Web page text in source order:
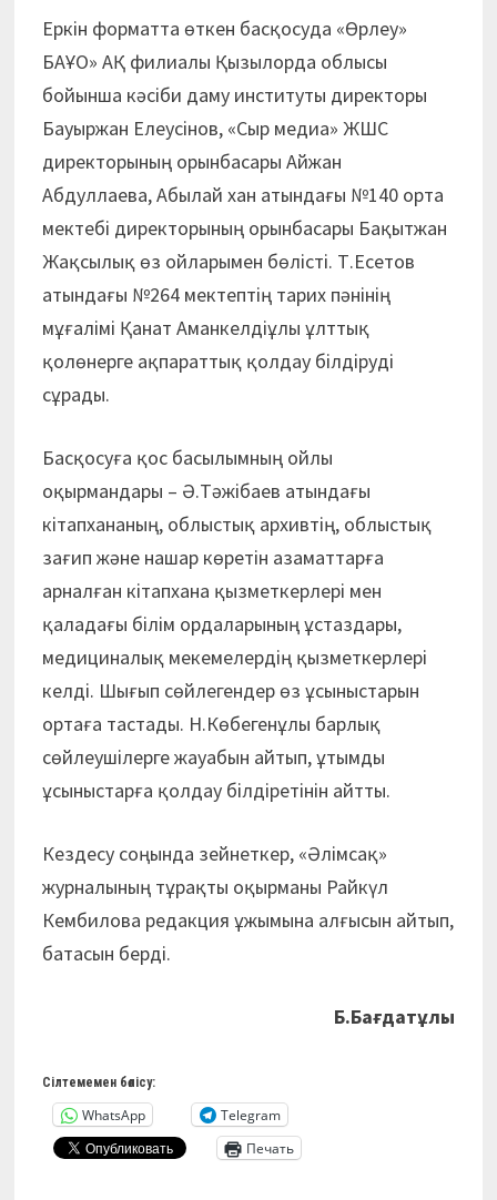
Еркін форматта өткен басқосуда «Өрлеу»
БАҰО» АҚ филиалы Қызылорда облысы
бойынша кәсіби даму институты директоры
Бауыр­жан Елеусінов, «Сыр медиа» ЖШС
директорының орынбасары Айжан
Абдуллаева, Абылай хан атындағы №140 орта
мектебі директорының орынбасары Бақытжан
Жақсылық өз ойларымен бөлісті. Т.Есетов
атындағы №264 мектептің тарих пәнінің
мұғалімі Қанат Аманкелдіұлы ұлттық
қолөнерге ақпараттық қолдау білдіруді
сұрады.
Басқосуға қос басылымның ойлы
оқырмандары – Ә.Тәжібаев атындағы
кітапхананың, облыстық архивтің, облыстық
зағип және нашар көретін азаматтарға
арналған кітапхана қызметкерлері мен
қаладағы білім ордаларының ұстаздары,
медициналық мекемелердің қызметкерлері
келді. Шығып сөйлегендер өз ұсыныстарын
ортаға тастады. Н.Көбегенұлы барлық
сөйлеушілерге жауабын айтып, ұтымды
ұсыныстарға қолдау білдіретінін айтты.
Кездесу соңында зейнеткер, «Әлімсақ»
журналының тұрақты оқырманы Райкүл
Кембилова редакция ұжымына алғысын айтып,
батасын берді.
Б.Бағдатұлы
Сілтемемен бөлісу:
WhatsApp
Telegram
Печать